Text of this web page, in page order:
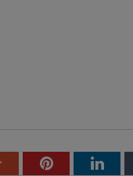
Google+Pinterest